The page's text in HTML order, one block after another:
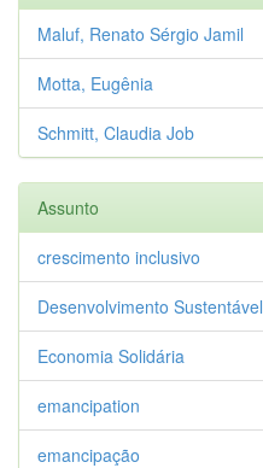
Maluf, Renato Sérgio Jamil
Motta, Eugênia
Schmitt, Claudia Job
Assunto
crescimento inclusivo
Desenvolvimento Sustentável
Economia Solidária
emancipation
emancipação